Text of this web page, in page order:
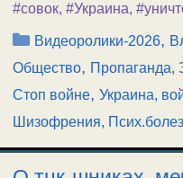
#совок, #Украина,
Рубрики
Видеоролики-2026,
Общество, Пропаганда,
Стоп войне, Украина,
Шизофрения,